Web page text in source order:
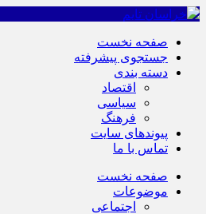
صفحه نخست
جستجوی پیشرفته
دسته بندی
اقتصاد
سیاسی
فرهنگ
پیوندهای سایت
تماس با ما
صفحه نخست
موضوعات
اجتماعی